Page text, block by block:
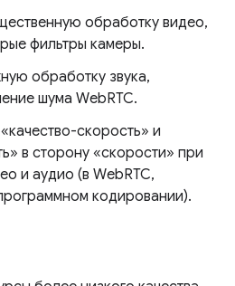
обработку видео,
фильтры камеры.
обработку звука,
шума WebRTC.
скорость» и
в сторону «скорости» при
и аудио (в WebRTC,
кодировании).